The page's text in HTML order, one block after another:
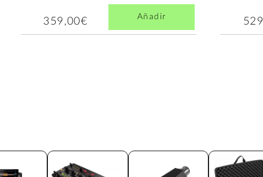
359,00€ Añadir